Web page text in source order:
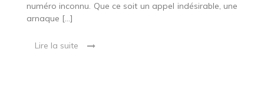
numéro inconnu. Que ce soit un appel indésirable, une
arnaque […]
Lire la suite